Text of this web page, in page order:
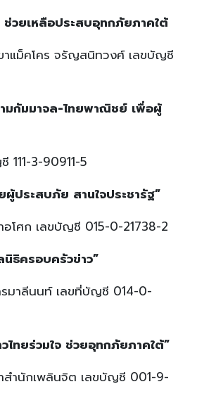
ช่วยเหลือประสบอุทกภัยภาคใต้
าแม็คโคร จรัญสนิทวงศ์ เลขบัญชี
กัมมาจล-ไทยพาณิชย์ เพื่อผู้
111-3-90911-5
ประสบภัย สานใจประชารัฐ”
อโศก เลขบัญชี 015-0-21738-2
ธิครอบครัวข่าว”
รมาลีนนท์ เลขที่บัญชี 014-0-
ไทยร่วมใจ ช่วยอุทกภัยภาคใต้”
สำนักเพลินจิต เลขบัญชี 001-9-